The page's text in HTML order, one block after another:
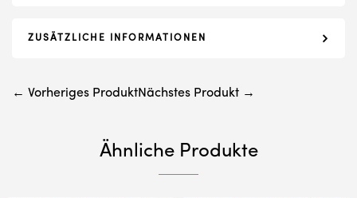
ZUSÄTZLICHE INFORMATIONEN
← Vorheriges ProduktNächstes Produkt →
Ähnliche Produkte